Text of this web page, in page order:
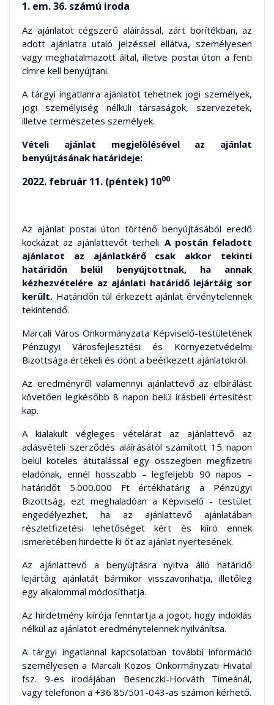
1. em. 36. számú iroda
Az ajánlatot cégszerű aláírással, zárt borítékban, az
adott ajánlatra utaló jelzéssel ellátva, személyesen
vagy meghatalmazott által, illetve postai úton a fenti
címre kell benyújtani.
A tárgyi ingatlanra ajánlatot tehetnek jogi személyek,
jogi személyiség nélküli társaságok, szervezetek,
illetve természetes személyek.
Vételi ajánlat megjelölésével az ajánlat
benyújtásának határideje:
2022. február 11. (péntek) 1000
Az ajánlat postai úton történő benyújtásából eredő
kockázat az ajánlattevőt terheli.A postán feladott
ajánlatot az ajánlatkérő csak akkor tekinti
határidőn belül benyújtottnak, ha annak
kézhezvételére az ajánlati határidő lejártáig sor
került. Határidőn túl érkezett ajánlat érvénytelennek
tekintendő.
Marcali Város Önkormányzata Képviselő-testületének
Pénzügyi Városfejlesztési és Környezetvédelmi
Bizottsága értékeli és dönt a beérkezett ajánlatokról.
Az eredményről valamennyi ajánlattevő az elbírálást
követően legkésőbb 8 napon belül írásbeli értesítést
kap.
A kialakult végleges vételárat az ajánlattevő az
adásvételi szerződés aláírásától számított 15 napon
belül köteles átutalással egy összegben megfizetni
eladónak, ennél hosszabb – legfeljebb 90 napos –
határidőt 5.000.000 Ft értékhatárig a Pénzügyi
Bizottság, ezt meghaladóan a Képviselő - testület
engedélyezhet, ha az ajánlattevő ajánlatában
részletfizetési lehetőséget kért és kiíró ennek
ismeretében hirdette ki őt az ajánlat nyertesének.
Az ajánlattevő a benyújtásra nyitva álló határidő
lejártáig ajánlatát bármikor visszavonhatja, illetőleg
egy alkalommal módosíthatja.
Az hirdetmény kiírója fenntartja a jogot, hogy indoklás
nélkül az ajánlatot eredménytelennek nyilvánítsa.
A tárgyi ingatlannal kapcsolatban további információ
személyesen a Marcali Közös Önkormányzati Hivatal
fsz. 9-es irodájában Besenczki-Horváth Tímeánál,
vagy telefonon a +36 85/501-043-as számon kérhető.